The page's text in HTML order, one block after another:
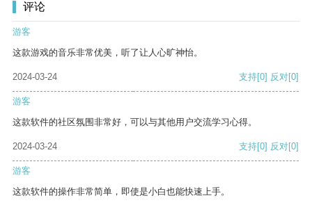
评论
游客
这款游戏的音乐非常优美，听了让人心旷神怡。
2024-03-24 支持[0] 反对[0]
游客
这款软件的社区氛围非常好，可以与其他用户交流学习心得。
2024-03-24 支持[0] 反对[0]
游客
这款软件的操作非常简单，即使是小白也能快速上手。